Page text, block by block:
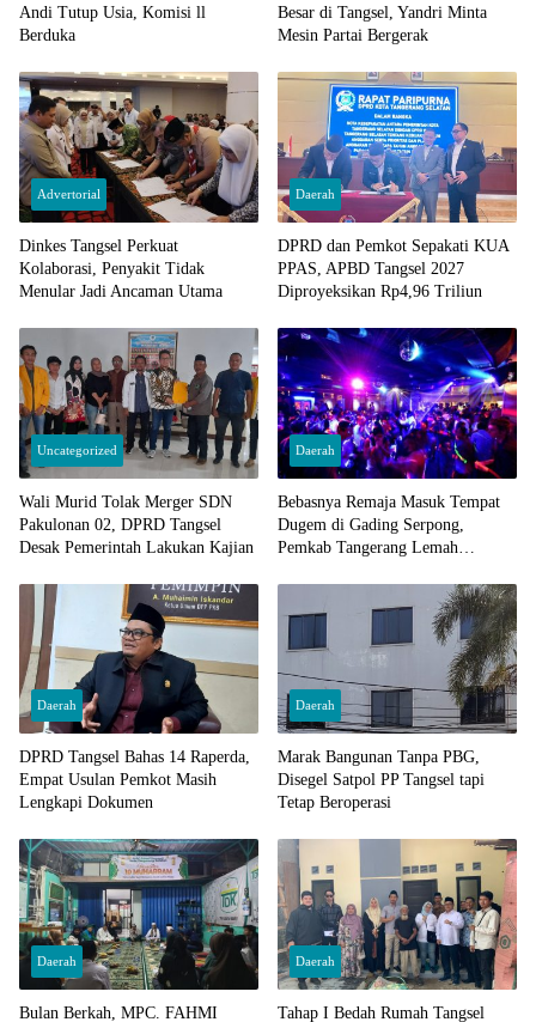
Andi Tutup Usia, Komisi ll
Berduka
Besar di Tangsel, Yandri Minta
Mesin Partai Bergerak
Advertorial
Dinkes Tangsel Perkuat
Kolaborasi, Penyakit Tidak
Menular Jadi Ancaman Utama
Daerah
DPRD dan Pemkot Sepakati KUA
PPAS, APBD Tangsel 2027
Diproyeksikan Rp4,96 Triliun
Uncategorized
Wali Murid Tolak Merger SDN
Pakulonan 02, DPRD Tangsel
Desak Pemerintah Lakukan Kajian
Daerah
Bebasnya Remaja Masuk Tempat
Dugem di Gading Serpong,
Pemkab Tangerang Lemah
Daerah
DPRD Tangsel Bahas 14 Raperda,
Empat Usulan Pemkot Masih
Lengkapi Dokumen
Daerah
Marak Bangunan Tanpa PBG,
Disegel Satpol PP Tangsel tapi
Tetap Beroperasi
Daerah
Bulan Berkah, MPC. FAHMI
Daerah
Tahap I Bedah Rumah Tangsel